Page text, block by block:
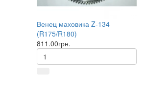
Венец маховика Z-134
(R175/R180)
811.00грн.